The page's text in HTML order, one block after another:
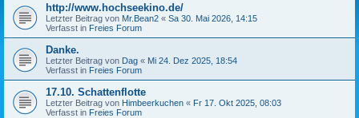
http://www.hochseekino.de/
Letzter Beitrag von Mr.Bean2 « Sa 30. Mai 2026, 14:15
Verfasst in Freies Forum
Danke.
Letzter Beitrag von Dag « Mi 24. Dez 2025, 18:54
Verfasst in Freies Forum
17.10. Schattenflotte
Letzter Beitrag von Himbeerkuchen « Fr 17. Okt 2025, 08:03
Verfasst in Freies Forum